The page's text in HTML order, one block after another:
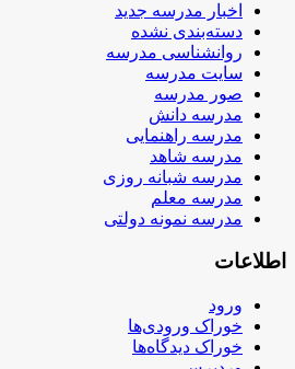
اخبار مدرسه جدید
دسته‌بندی نشده
روانشناسی مدرسه
سایت مدرسه
صور مدرسه
مدرسه دانش
مدرسه راهنمایی
مدرسه شاهد
مدرسه شبانه روزی
مدرسه معلم
مدرسه نمونه دولتی
اطلاعات
ورود
خوراک ورودی‌ها
خوراک دیدگاه‌ها